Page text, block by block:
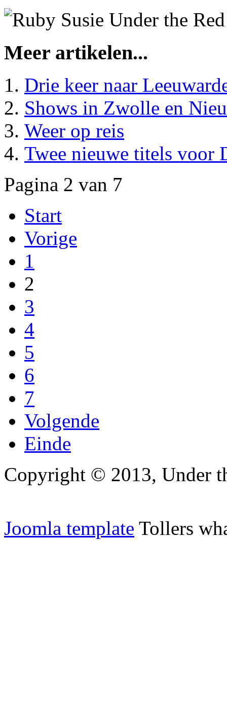
Meer artikelen...
Drie keer naar
Shows in Zwolle en
Weer op reis
Twee nieuwe titels voor
Pagina 2 van 7
Start
Vorige
1
2
3
4
5
6
7
Volgende
Einde
Copyright © 2013, Under
Joomla template Tollers